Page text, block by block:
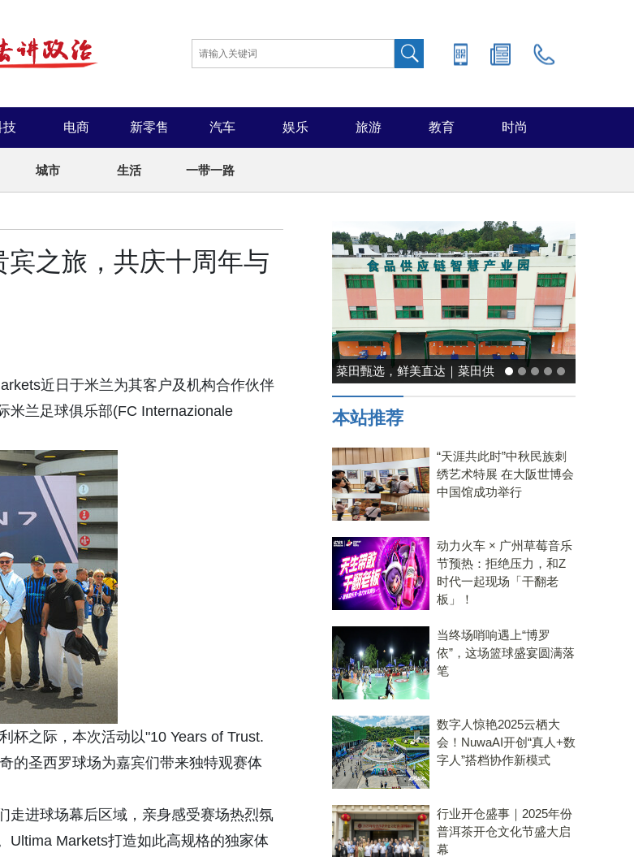
技 电商 新零售 汽车 娱乐 旅游 教育 时尚
城市 生活 一带一路
之旅，共庆十周年与
近日于米兰为其客户及机构合作伙伴
米兰足球俱乐部(FC Internazionale
杯之际，本次活动以"10 Years of Trust.
的圣西罗球场为嘉宾们带来独特观赛体
走进球场幕后区域，亲身感受赛场热烈氛
Ultima Markets打造如此高规格的独家体
菜田甄选，鲜美直达｜菜田供
应链，重塑净菜新鲜标准
本站推荐
“天涯共此时”中秋民族刺
绣艺术特展 在大阪世博会
中国馆成功举行
动力火车 × 广州草莓音乐
节预热：拒绝压力，和Z
时代一起现场「干翻老
板」！
当终场哨响遇上“博罗
依”，这场篮球盛宴圆满落
笔
数字人惊艳2025云栖大
会！NuwaAI开创“真人+数
字人”搭档协作新模式
行业开仓盛事｜2025年份
普洱茶开仓文化节盛大启
幕